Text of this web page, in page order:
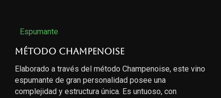
Espumante
Método Champenoise
Elaborado a través del método Champenoise, este vino
espumante de gran personalidad posee una
complejidad y estructura única. Es untuoso, con